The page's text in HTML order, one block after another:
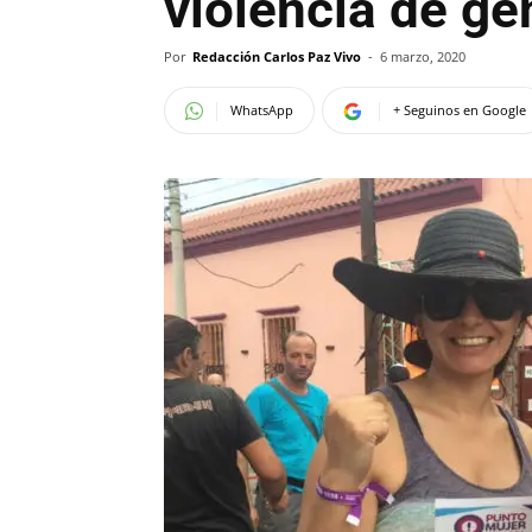
Por Redacción Carlos Paz Vivo - 6 marzo, 2020
WhatsApp + Seguinos en Google